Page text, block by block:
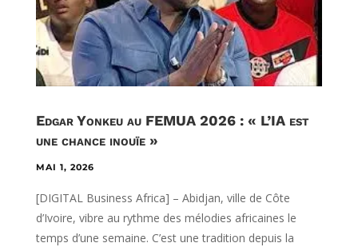
Edgar Yonkeu au FEMUA 2026 : « L’IA est
une chance inouïe »
MAI 1, 2026
[DIGITAL Business Africa] – Abidjan, ville de Côte
d’Ivoire, vibre au rythme des mélodies africaines le
temps d’une semaine. C’est une tradition depuis la